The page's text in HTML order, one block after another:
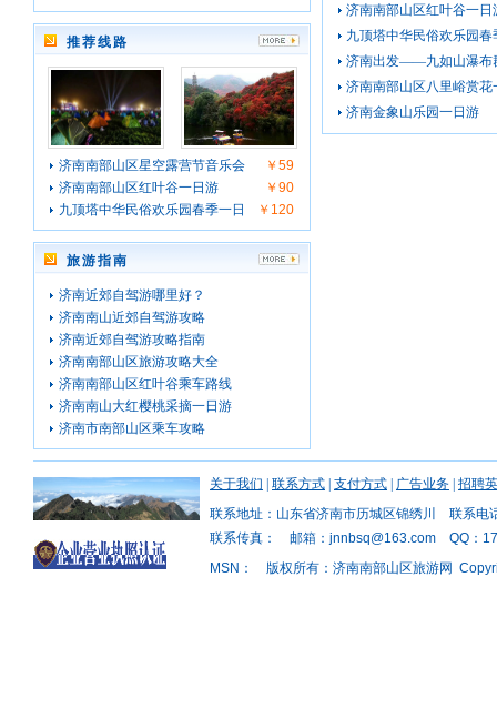
推荐线路
济南南部山区星空露营节音乐会
￥59
济南南部山区红叶谷一日游
￥90
九顶塔中华民俗欢乐园春季一日
￥120
旅游指南
济南近郊自驾游哪里好？
济南南山近郊自驾游攻略
济南近郊自驾游攻略指南
济南南部山区旅游攻略大全
济南南部山区红叶谷乘车路线
济南南山大红樱桃采摘一日游
济南市南部山区乘车攻略
济南南部山区红叶谷一日
九顶塔中华民俗欢乐园春
济南出发——九如山瀑布
济南南部山区八里峪赏花
济南金象山乐园一日游
关于我们 联系方式 支付方式 广告业务 招聘
联系地址：山东省济南市历城区锦绣川 联系电
联系传真： 邮箱：jnnbsq@163.com QQ：
MSN： 版权所有：济南南部山区旅游网